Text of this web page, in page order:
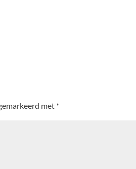
met *